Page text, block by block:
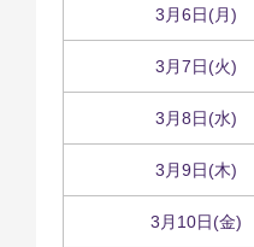
3月6日(月)
3月7日(火)
3月8日(水)
3月9日(木)
3月10日(金)